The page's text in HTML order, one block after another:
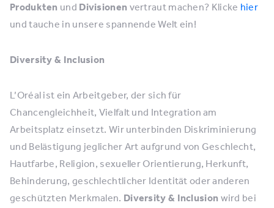
Produkten und Divisionen vertraut machen? Klicke hier
und tauche in unsere spannende Welt ein!
Diversity & Inclusion
L’Oréal ist ein Arbeitgeber, der sich für
Chancengleichheit, Vielfalt und Integration am
Arbeitsplatz einsetzt. Wir unterbinden Diskriminierung
und Belästigung jeglicher Art aufgrund von Geschlecht,
Hautfarbe, Religion, sexueller Orientierung, Herkunft,
Behinderung, geschlechtlicher Identität oder anderen
geschützten Merkmalen. Diversity & Inclusion wird bei